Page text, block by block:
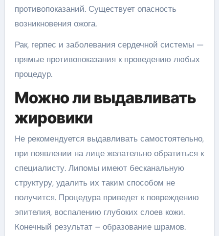
противопоказаний. Существует опасность
возникновения ожога.
Рак, герпес и заболевания сердечной системы —
прямые противопоказания к проведению любых
процедур.
Можно ли выдавливать
жировики
Не рекомендуется выдавливать самостоятельно,
при появлении на лице желательно обратиться к
специалисту. Липомы имеют бесканальную
структуру, удалить их таким способом не
получится. Процедура приведет к повреждению
эпителия, воспалению глубоких слоев кожи.
Конечный результат – образование шрамов.